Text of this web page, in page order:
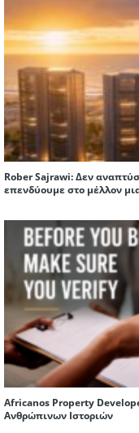
Rober Sajrawi: Δεν
επενδύουμε στο μέλλον
Africanos Property
Ανθρώπινων Ιστοριών